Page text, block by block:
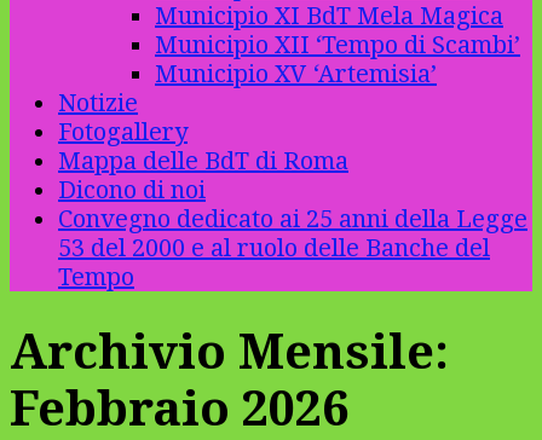
Municipio XI BdT Mela Magica
Municipio XII ‘Tempo di Scambi’
Municipio XV ‘Artemisia’
Notizie
Fotogallery
Mappa delle BdT di Roma
Dicono di noi
Convegno dedicato ai 25 anni della Legge
53 del 2000 e al ruolo delle Banche del
Tempo
Archivio Mensile:
Febbraio 2026